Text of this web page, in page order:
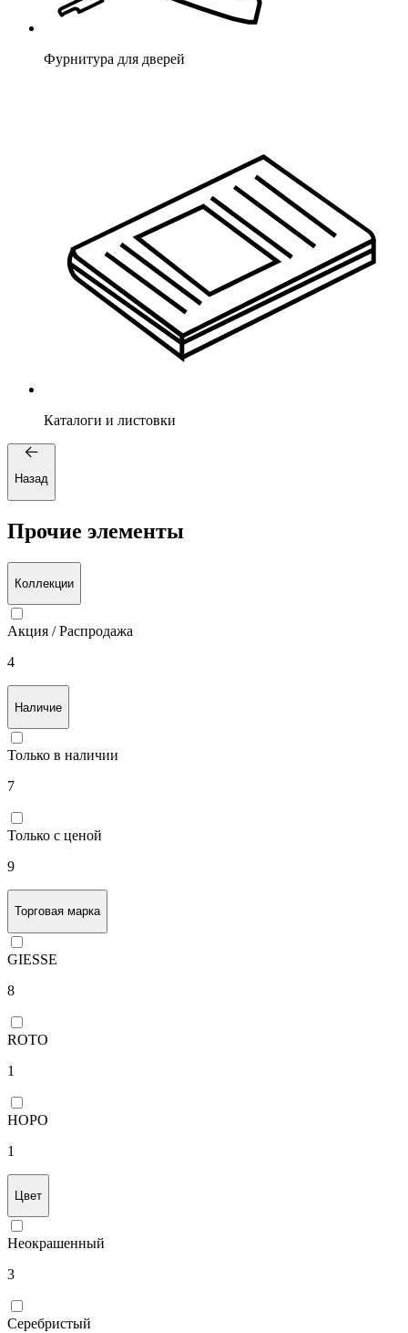
Фурнитура для дверей
Каталоги и листовки
Назад
Прочие элементы
Коллекции
Акция / Распродажа
4
Наличие
Только в наличии
7
Только с ценой
9
Торговая марка
GIESSE
8
ROTO
1
HOPO
1
Цвет
Неокрашенный
3
Серебристый